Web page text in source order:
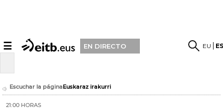
☰ EN DIRECTO EU
Escuchar la páginaEuskaraz irakurri
21:00 HORAS